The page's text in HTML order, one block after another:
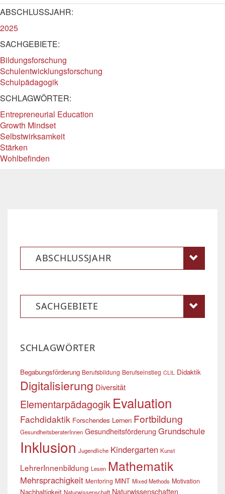
ABSCHLUSSJAHR:
2025
SACHGEBIETE:
Bildungsforschung
Schulentwicklungsforschung
Schulpädagogik
SCHLAGWÖRTER:
Entrepreneurial Education
Growth Mindset
Selbstwirksamkeit
Stärken
Wohlbefinden
ABSCHLUSSJAHR
SACHGEBIETE
SCHLAGWÖRTER
Begabungsförderung Berufsbildung Berufseinstieg CLIL Didaktik
Digitalisierung Diversität
Elementarpädagogik Evaluation
Fachdidaktik Forschendes Lernen Fortbildung
GesundheitsberaterInnen Gesundheitsförderung Grundschule
Inklusion Jugendliche Kindergarten Kunst
LehrerInnenbildung Lesen Mathematik
Mehrsprachigkeit Mentoring MINT Mixed Methods Motivation
Nachhaltigkeit Naturwissenschaft Naturwissenschaften